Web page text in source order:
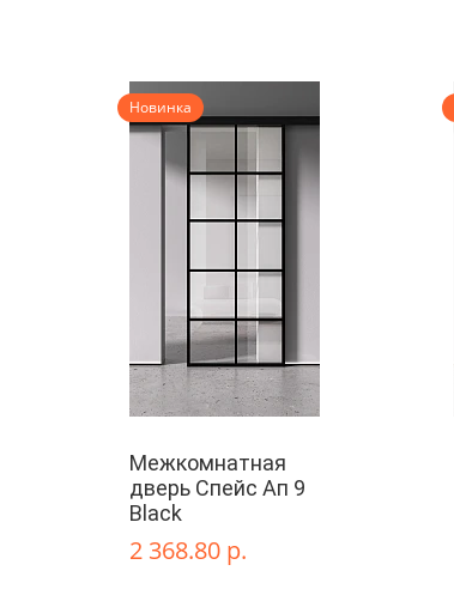
Новинка
Межкомнатная
дверь Спейс Ап 9
Black
2 368.80 р.